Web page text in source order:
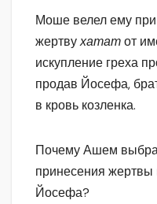
Моше велел ему
жертвухататот
искупление греха
продав Йосефа,
в кровь козленка.
Почему Ашем
принесения жертвы
Йосефа?